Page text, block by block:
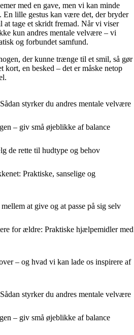
med en gave, men vi kan minde
En lille gestus kan være det, der bryder
at tage et skridt fremad. Når vi viser
kun andres mentale velvære – vi
og forbundet samfund.
der kunne trænge til et smil, så gør
kort, en besked – det er måske netop
styrker du andres mentale velvære
– giv små øjeblikke af balance
de rette til hudtype og behov
Praktiske, sanselige og
at give og at passe på sig selv
for ældre: Praktiske hjælpemidler med
– og hvad vi kan lade os inspirere af
styrker du andres mentale velvære
– giv små øjeblikke af balance